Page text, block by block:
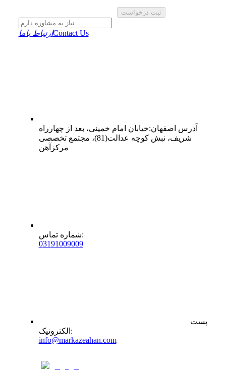
ثبت درخواست
ارتباط باماContact Us
آدرس اصفهان:خیابان امام خمینی، بعد از چهارراه
شریف، نبش کوچه عدالت(81)، مجتمع تخصصی
مرکزآهن
شماره تماس:
03191009009
پست
الکترونیک :
info@markazeahan.com